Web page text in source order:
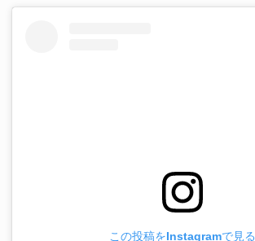
この投稿をInstagramで見る